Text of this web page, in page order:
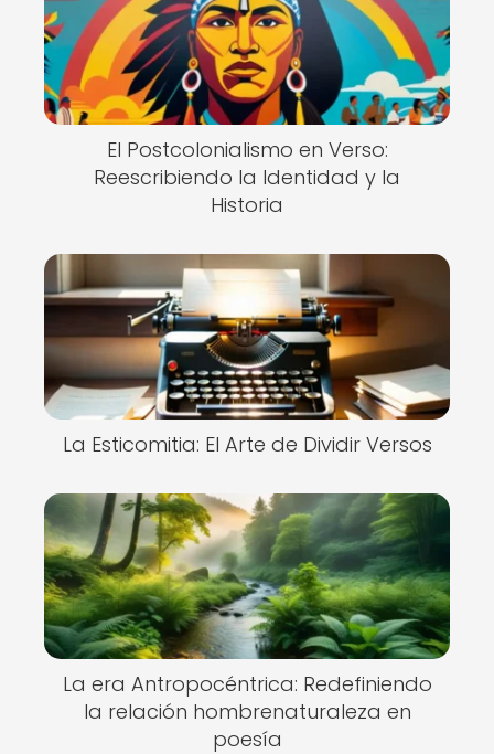
El Postcolonialismo en Verso:
Reescribiendo la Identidad y la
Historia
La Esticomitia: El Arte de Dividir Versos
La era Antropocéntrica: Redefiniendo
la relación hombrenaturaleza en
poesía